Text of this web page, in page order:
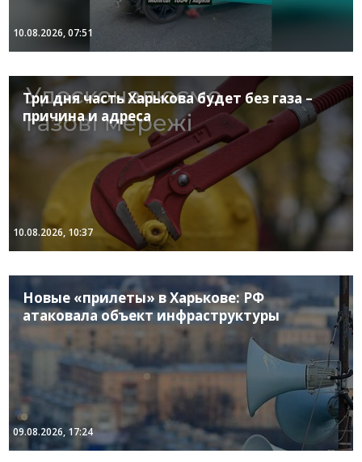
10.08.2026, 07:51
Три дня часть Харькова будет без газа –
причина и адреса
10.08.2026, 10:37
Новые «прилеты» в Харькове: РФ
атаковала объект инфраструктуры
09.08.2026, 17:24